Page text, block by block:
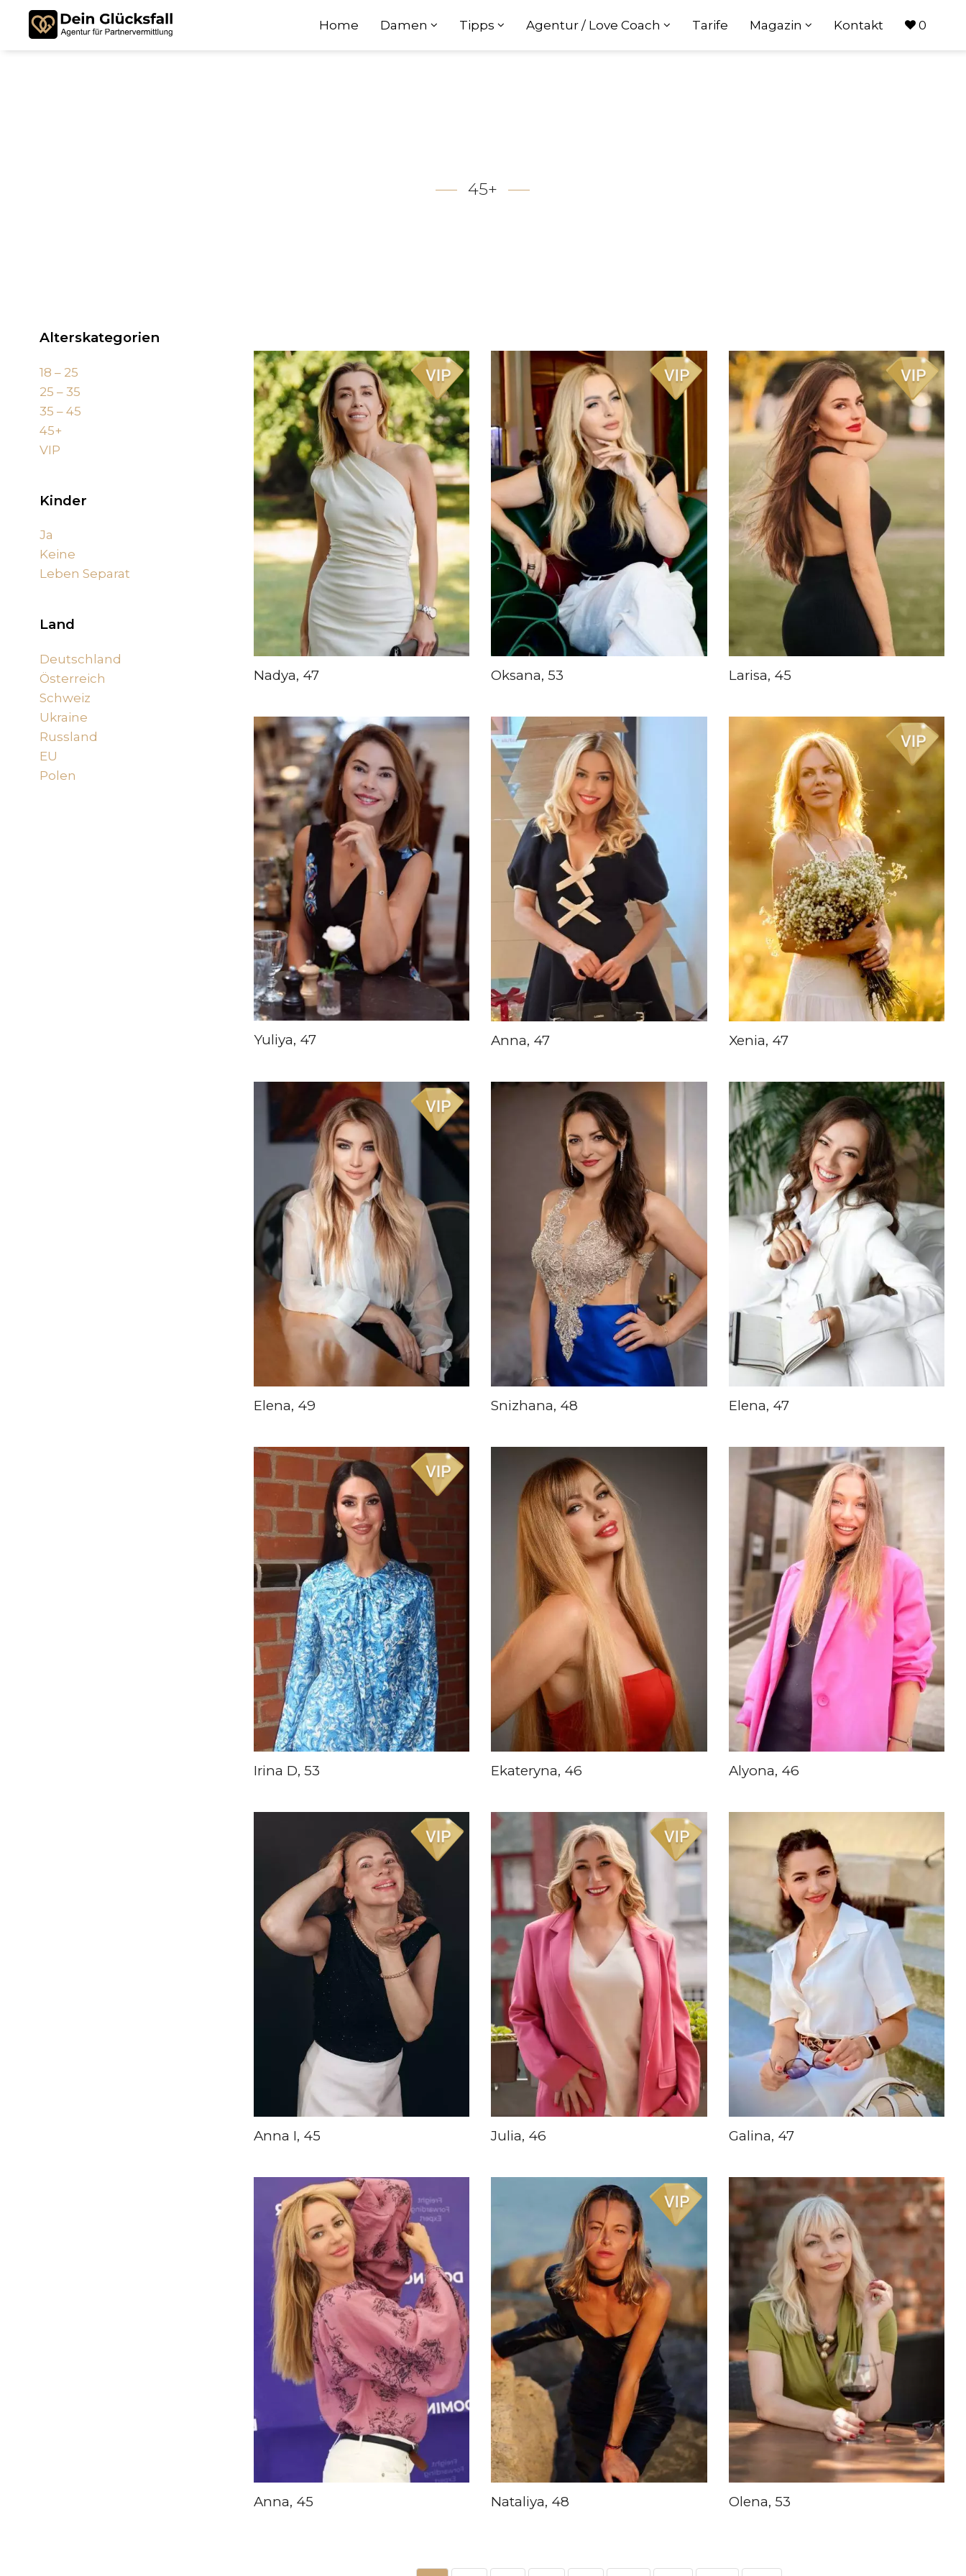
Home Damen Tipps Agentur / Love Coach Tarife Magazin Kontakt 0
45+
Alterskategorien
18 – 25
25 – 35
35 – 45
45+
VIP
Kinder
Ja
Keine
Leben Separat
Land
Deutschland
Österreich
Schweiz
Ukraine
Russland
EU
Polen
Nadya, 47 Oksana, 53 Larisa, 45
Yuliya, 47 Anna, 47 Xenia, 47
Elena, 49 Snizhana, 48 Elena, 47
Irina D, 53 Ekateryna, 46 Alyona, 46
Anna I, 45 Julia, 46 Galina, 47
Anna, 45 Nataliya, 48 Olena, 53